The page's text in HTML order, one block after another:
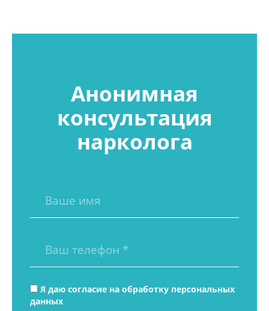
Анонимная
консультация
нарколога
Я даю согласие на обработку персональных
данных